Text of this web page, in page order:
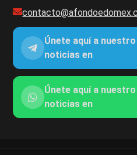
Únete aquí a
noticias en
Únete aquí a
noticias en